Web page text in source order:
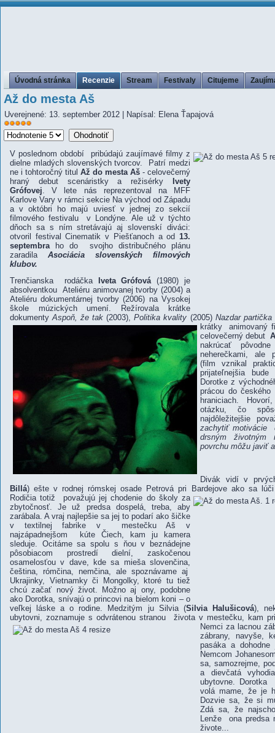
Úvodná stránka Recenzie Stream Festivaly Citujeme
Až do mesta Aš
Uverejnené: 13. september 2012
Napísal: Elena Ťapajová
Hodnotenie
používateľov:5 /5
Prosím,
ohodnoťte
V poslednom období pribúdajú zaujímavé filmy z
dielne mladých slovenských tvorcov. Patrí medzi
ne i tohtoročný titul Až do mesta Aš - celovečerný
hraný debut scenáristky a režisérky Ivety
Grófovej. V lete nás reprezentoval na MFF
Karlove Vary v rámci sekcie Na východ od Západu
a v októbri ho majú uviesť v jednej zo sekcií
filmového festivalu v Londýne. Ale už v týchto
dňoch sa s ním stretávajú aj slovenskí diváci:
otvoril festival Cinematik v Piešťanoch a od 13.
septembraho do svojho distribučného plánu
zaradila Asociácia slovenských filmových
klubov.
Trenčianska rodáčkaIveta Grófová(1980) je
absolventkou Ateliéru animovanej tvorby (2004) a
Ateliéru dokumentárnej tvorby (2006) na Vysokej
škole múzických umení. Režírovala krátke
dokumentyAspoň, že tak (2003),Politika kvality (2005) Nazdar partička
krátky animovaný
celovečerný debut
nakrúcať
neherečkami, ale
(film vznikal
prijateľnejšia
Dorotke z
prácou do
hraniciach.
otázku, čo
najdôležitejšie
zachytiť motivácie
drsným životným
povrchu môžu javiť
Divák vidí v
Billá) ešte v rodnej rómskej osade Petrová pri Bardejove ako sa
Rodičia totiž považujú jej chodenie do školy za
zbytočnosť. Je už predsa dospelá, treba, aby
zarábala. A vraj najlepšie sa jej to podarí ako šičke
v textilnej fabrike v mestečku Aš v
najzápadnejšom kúte Čiech, kam ju kamera
sleduje. Ocitáme sa spolu s ňou v beznádejne
pôsobiacom prostredí dielní, zaskočenou
osamelosťou v dave, kde sa mieša slovenčina,
čeština, rómčina, nemčina, ale spoznávame aj
Ukrajinky, Vietnamky či Mongolky, ktoré tu tiež
chcú začať nový život. Možno aj ony, podobne
ako Dorotka, snívajú o princovi na bielom koni – o
veľkej láske a o rodine. Medzitým ju Silvia (Silvia Halušicová),
ubytovni, zoznamuje s odvrátenou stranou života v mestečku, kam
Nemci za lacnou
zábrany, navyše,
pasáka a dohodne
Nemcom
sa, samozrejme,
a dievčatá
ubytovne.
volá mame, že je
Dozvie sa, že si
Zdá sa, že
Lenže ona predsa
živote...